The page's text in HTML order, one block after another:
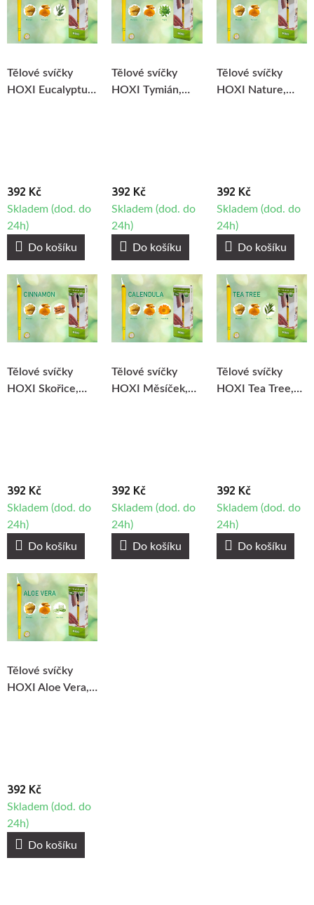
Tělové svíčky
HOXI Eucalyptus,
392 Kč
Skladem (dod. do
24h)
Do košíku
Tělové svíčky
HOXI Tymián,
392 Kč
Skladem (dod. do
24h)
Do košíku
Tělové svíčky
HOXI Nature,
392 Kč
Skladem (dod. do
24h)
Do košíku
Tělové svíčky
HOXI Skořice,
392 Kč
Skladem (dod. do
24h)
Do košíku
Tělové svíčky
HOXI Měsíček,
392 Kč
Skladem (dod. do
24h)
Do košíku
Tělové svíčky
HOXI Tea Tree,
392 Kč
Skladem (dod. do
24h)
Do košíku
Tělové svíčky
HOXI Aloe Vera,
392 Kč
Skladem (dod. do
24h)
Do košíku